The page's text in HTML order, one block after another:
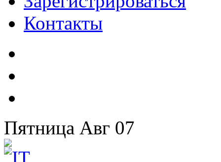
Контакты
Пятница Авг 07